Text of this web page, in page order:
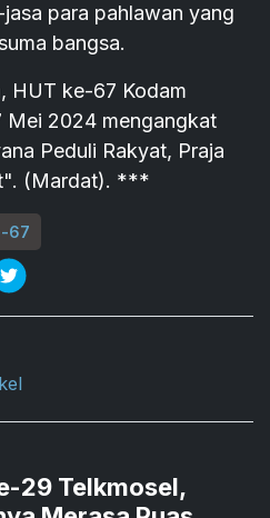
para pahlawan yang
bangsa.
HUT ke-67 Kodam
Mei 2024 mengangkat
Peduli Rakyat, Praja
(Mardat). ***
67
29 Telkmosel,